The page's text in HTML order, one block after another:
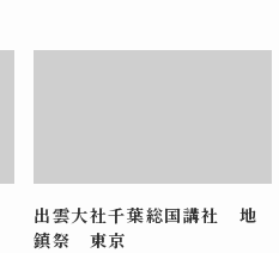
出雲大社千葉総国講社 地
鎮祭 東京